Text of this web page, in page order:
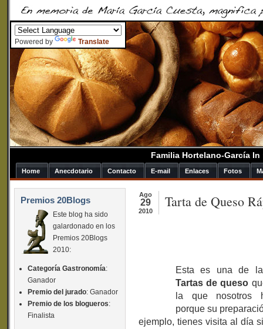
Powered by Translate
Familia Hortelano-García
Home Anecdotario Contacto E-mail Enlaces Fotos
Premios 20Blogs
Este blog ha sido
galardonado en los
Premios 20Blogs
2010:
Categoría Gastronomía:
Ganador
Premio del jurado: Ganador
Premio de los blogueros:
Finalista
Ago
29
2010
Tarta de Queso
Esta es una de
Tartas de queso
la que nosotros
porque su
ejemplo, tienes visita al día